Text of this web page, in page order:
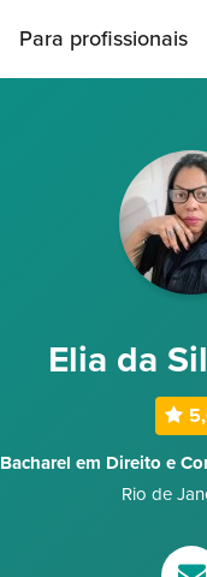
Para profissionais
Elia da
Bacharel em Direito e
Rio de